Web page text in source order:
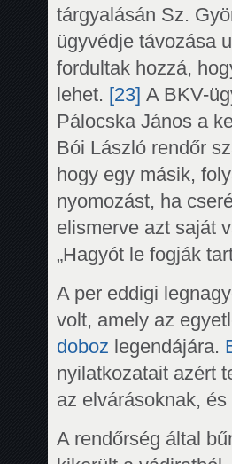
tárgyalásán Sz.
ügyvédje távozása
fordultak hozzá,
lehet. [23] A BKV-
Pálocska János a
Bói László rendőr
hogy egy másik,
nyomozást, ha
elismerve azt saját
„Hagyót le fogják
A per eddigi
volt, amely az
doboz legendájára.
nyilatkozatait azért
az elvárásoknak,
A rendőrség által